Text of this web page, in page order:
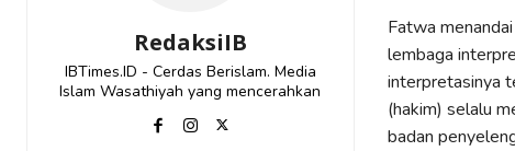
RedaksiIB
IBTimes.ID - Cerdas Berislam. Media
Islam Wasathiyah yang mencerahkan
Fatwa
lembaga
interpretasinya
(hakim) selalu
badan